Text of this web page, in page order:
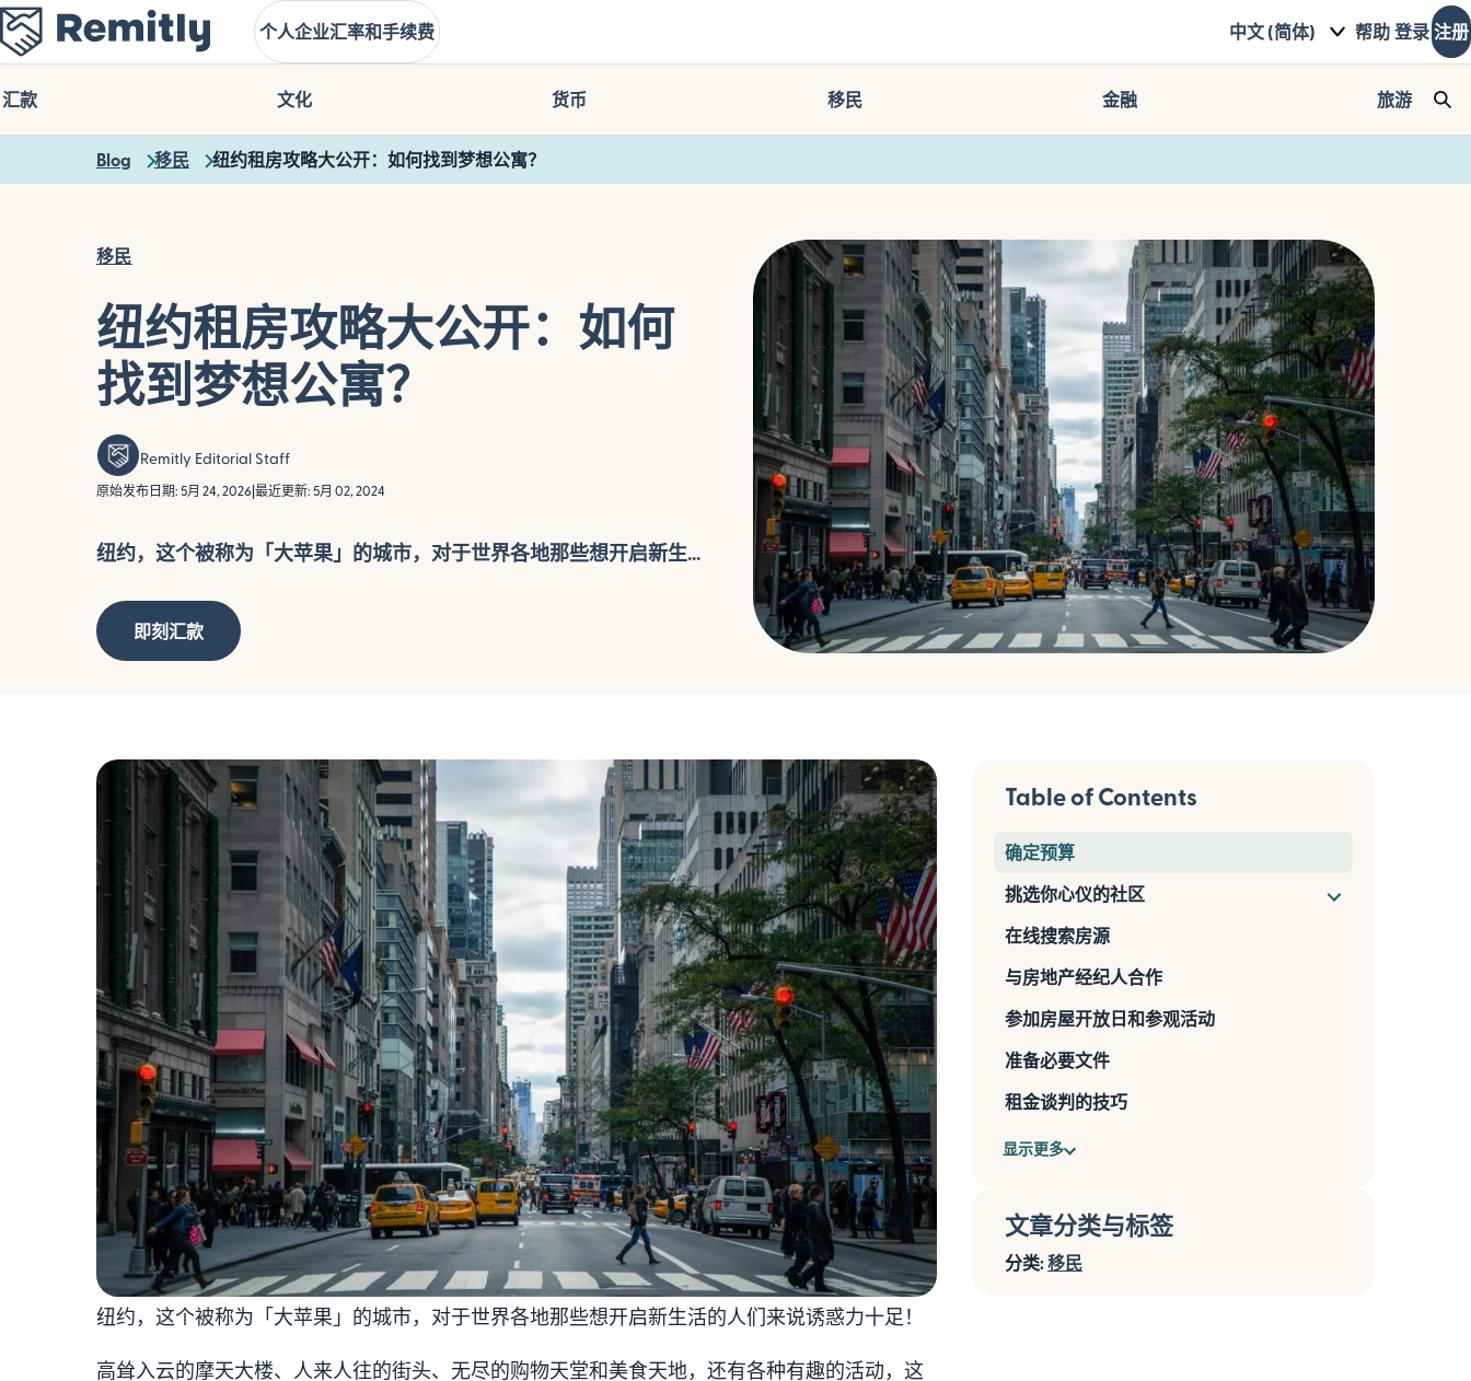
Skip
to
main
content
个人企业汇率和手续费 中文 (简体) 帮助 登录 注册
汇款 文化 货币 移民 金融 旅游
Blog 移民 纽约租房攻略大公开：如何找到梦想公寓？
移民
纽约租房攻略大公开：如何
找到梦想公寓？
Remitly Editorial Staff
原始发布日期: 5月 24, 2026 最近更新: 5月 02, 2024
纽约，这个被称为「大苹果」的城市，对于世界各地那些想开启新生...
即刻汇款
纽约，这个被称为「大苹果」的城市，对于世界各地那些想开启新生活的人们来说诱惑力十足！
高耸入云的摩天大楼、人来人往的街头、无尽的购物天堂和美食天地，还有各种有趣的活动，这
Table of Contents
确定预算
挑选你心仪的社区
在线搜索房源
与房地产经纪人合作
参加房屋开放日和参观活动
准备必要文件
租金谈判的技巧
显示更多
文章分类与标签
分类:移民